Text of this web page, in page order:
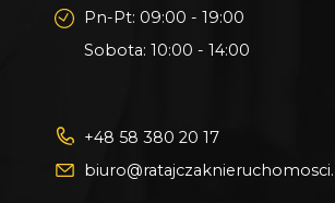
Pn-Pt: 09:00 - 19:00
Sobota: 10:00 - 14:00
+48 58 380 20 17